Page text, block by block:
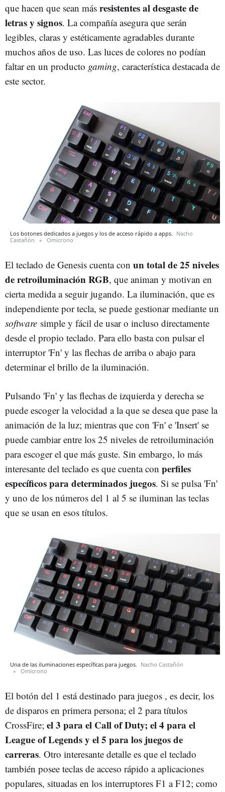
que hacen que sean más resistentes al desgaste de
letras y signos. La compañía asegura que serán
legibles, claras y estéticamente agradables durante
muchos años de uso. Las luces de colores no podían
faltar en un producto gaming, característica destacada de
este sector.
Los botones dedicados a juegos y los de acceso rápido a apps. Nacho
Castañón
Omicrono
El teclado de Genesis cuenta con un total de 25 niveles
de retroiluminación RGB, que animan y motivan en
cierta medida a seguir jugando. La iluminación, que es
independiente por tecla, se puede gestionar mediante un
software simple y fácil de usar o incluso directamente
desde el propio teclado. Para ello basta con pulsar el
interruptor 'Fn' y las flechas de arriba o abajo para
determinar el brillo de la iluminación.
Pulsando 'Fn' y las flechas de izquierda y derecha se
puede escoger la velocidad a la que se desea que pase la
animación de la luz; mientras que con 'Fn' e 'Insert' se
puede cambiar entre los 25 niveles de retroiluminación
para escoger el que más guste. Sin embargo, lo más
interesante del teclado es que cuenta con perfiles
específicos para determinados juegos. Si se pulsa 'Fn'
y uno de los números del 1 al 5 se iluminan las teclas
que se usan en esos títulos.
Una de las iluminaciones específicas para juegos. Nacho Castañón
Omicrono
El botón del 1 está destinado para juegos , es decir, los
de disparos en primera persona; el 2 para títulos
CrossFire; el 3 para el Call of Duty; el 4 para el
League of Legends y el 5 para los juegos de
carreras. Otro interesante detalle es que el teclado
también posee teclas de acceso rápido a aplicaciones
populares, situadas en los interruptores F1 a F12; como